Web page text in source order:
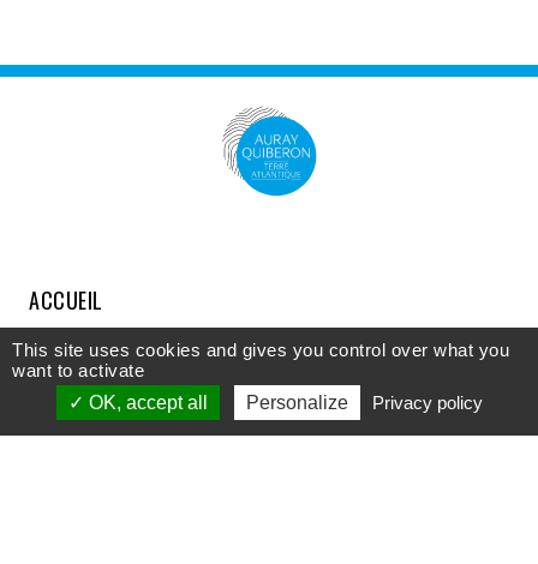
ACCUEIL
COMPRENDRE
DÉCOUVRIR
This site uses cookies and gives you control over what you
want to activate
OK, accept all
Personalize Privacy policy